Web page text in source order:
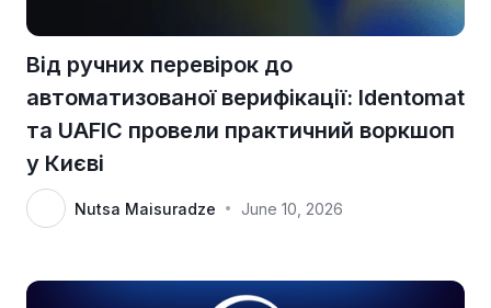
Від ручних перевірок до
автоматизованої верифікації: Identomat
та UAFIC провели практичний воркшоп
у Києві
Nutsa Maisuradze • June 10, 2026